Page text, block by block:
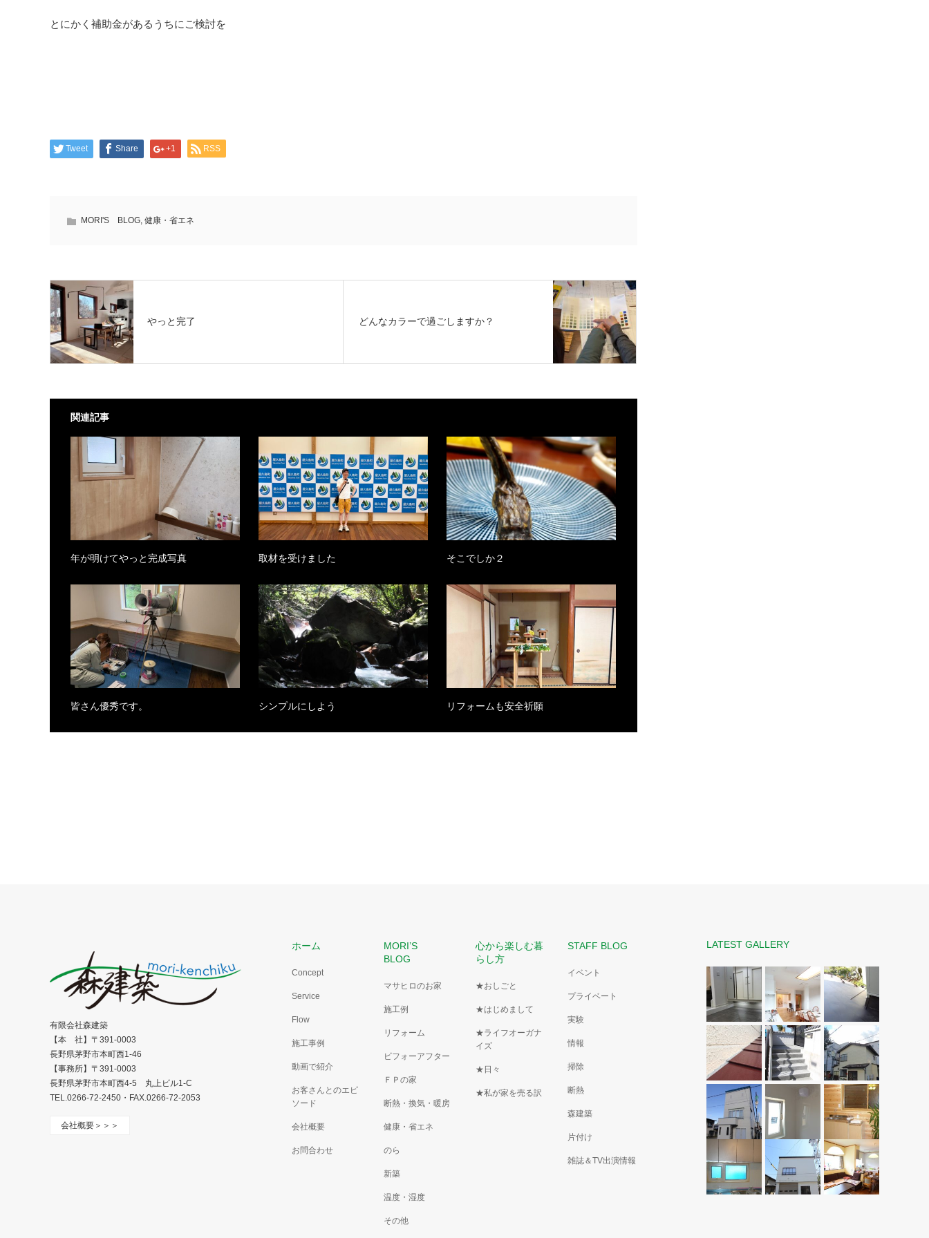
とにかく補助金があるうちにご検討を
Tweet Share +1 RSS
MORI'S BLOG, 健康・省エネ
やっと完了 どんなカラーで過ごしますか？
関連記事
年が明けてやっと完成写真 取材を受けました そこでしか２
皆さん優秀です。 シンプルにしよう リフォームも安全祈願
ホーム
Concept
Service
Flow
施工事例
動画で紹介
お客さんとのエピ
ソード
会社概要
お問合わせ
MORI’S
BLOG
マサヒロのお家
施工例
リフォーム
ビフォーアフター
ＦＰの家
断熱・換気・暖房
健康・省エネ
のら
新築
温度・湿度
その他
心から楽しむ暮
らし方
★おしごと
★はじめまして
★ライフオーガナ
イズ
★日々
★私が家を売る訳
STAFF BLOG
イベント
プライベート
実験
情報
掃除
断熱
森建築
片付け
雑誌＆TV出演情報
LATEST GALLERY
有限会社森建築
【本 社】〒391-0003
長野県茅野市本町西1-46
【事務所】〒391-0003
長野県茅野市本町西4-5 丸上ビル1-C
TEL.0266-72-2450・FAX.0266-72-2053
会社概要＞＞＞